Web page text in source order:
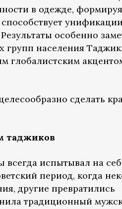
в одежде,
особенно
групп населения
глобалистским
сделать
таджиков
испытывал на
период, когда
другие превратились
традиционный